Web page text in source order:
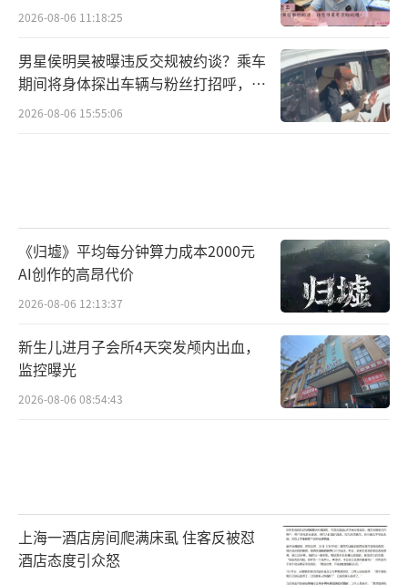
2026-08-06 11:18:25
男星侯明昊被曝违反交规被约谈？乘车
期间将身体探出车辆与粉丝打招呼，当
地交警回应
2026-08-06 15:55:06
《归墟》平均每分钟算力成本2000元
AI创作的高昂代价
2026-08-06 12:13:37
新生儿进月子会所4天突发颅内出血，
监控曝光
2026-08-06 08:54:43
上海一酒店房间爬满床虱 住客反被怼
酒店态度引众怒